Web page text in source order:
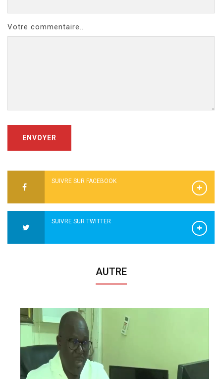
Votre commentaire..
ENVOYER
SUIVRE SUR FACEBOOK
SUIVRE SUR TWITTER
AUTRE